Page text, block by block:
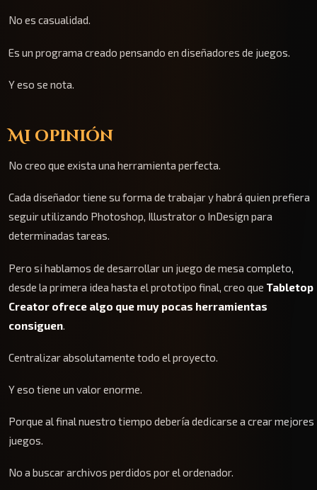
No es casualidad.
Es un programa creado pensando en diseñadores de juegos.
Y eso se nota.
Mi opinión
No creo que exista una herramienta perfecta.
Cada diseñador tiene su forma de trabajar y habrá quien prefiera
seguir utilizando Photoshop, Illustrator o InDesign para
determinadas tareas.
Pero si hablamos de desarrollar un juego de mesa completo,
desde la primera idea hasta el prototipo final, creo que Tabletop
Creator ofrece algo que muy pocas herramientas
consiguen
Centralizar absolutamente todo el proyecto.
Y eso tiene un valor enorme.
Porque al final nuestro tiempo debería dedicarse a crear mejores
juegos.
No a buscar archivos perdidos por el ordenador.